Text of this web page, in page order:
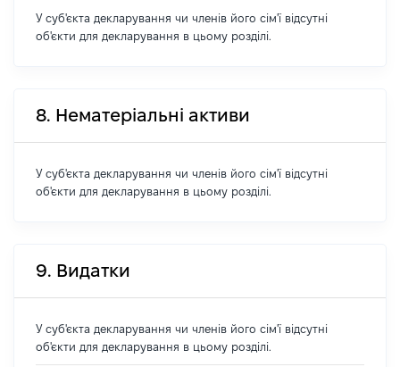
У суб'єкта декларування чи членів його сім'ї відсутні
об'єкти для декларування в цьому розділі.
8. Нематеріальні активи
У суб'єкта декларування чи членів його сім'ї відсутні
об'єкти для декларування в цьому розділі.
9. Видатки
У суб'єкта декларування чи членів його сім'ї відсутні
об'єкти для декларування в цьому розділі.